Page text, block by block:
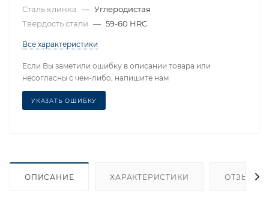
Сталь клинка — Углеродистая
Твердость стали — 59-60 HRC
Все характеристики
Если Вы заметили ошибку в описании товара или
несогласны с чем-либо, напишите нам
УКАЗАТЬ ОШИБКУ
ОПИСАНИЕ ХАРАКТЕРИСТИКИ ОТЗЫВЫ